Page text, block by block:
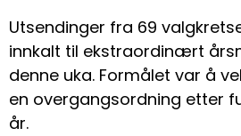
Utsendinger fra 69
innkalt til ekstraordinært
denne uka. Formålet var å
en overgangsordning etter
år.